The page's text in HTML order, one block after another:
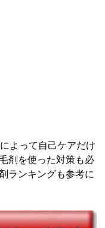
よって自己ケアだけ
剤を使った対策も必
ランキングも参考に